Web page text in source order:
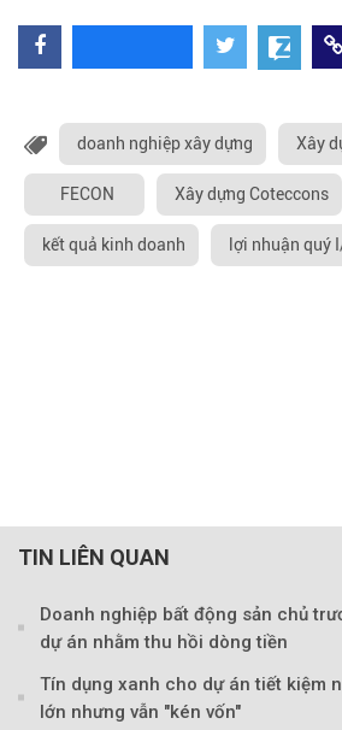
doanh nghiệp xây dựng Xây
FECON Xây dựng Coteccons
kết quả kinh doanh lợi nhuận quý
TIN LIÊN QUAN
Doanh nghiệp bất động sản chủ
dự án nhằm thu hồi dòng tiền
Tín dụng xanh cho dự án tiết kiệm
lớn nhưng vẫn "kén vốn"